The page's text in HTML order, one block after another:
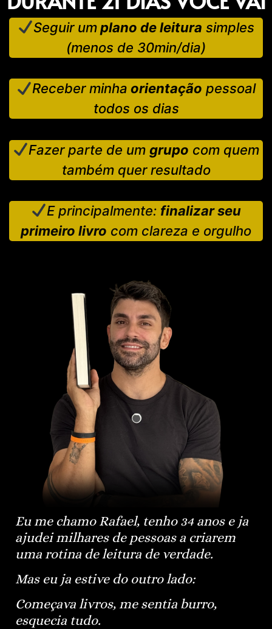
Seguir umplano de leitura simples
(menos de 30min/dia)
Receber minha orientação pessoal
todos os dias
Fazer parte de um grupo com quem
também quer resultado
E principalmente: finalizar seu
primeiro livro com clareza e orgulho
Eu me chamo Rafael, tenho 34 anos e ja
ajudei milhares de pessoas a criarem
uma rotina de leitura de verdade.
Mas eu ja estive do outro lado:
Começava livros, me sentia burro,
esquecia tudo.